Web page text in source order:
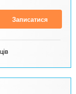
Записатися